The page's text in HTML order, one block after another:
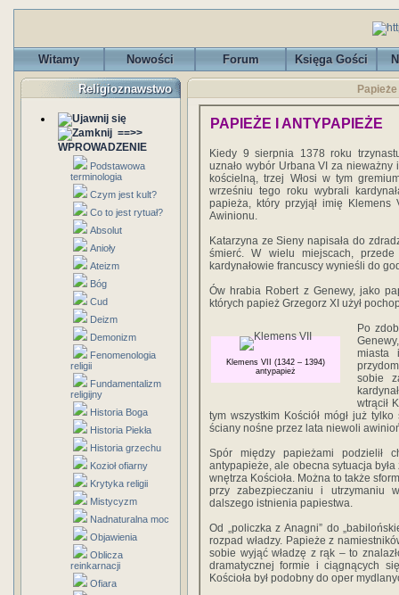
Witamy Nowości Forum Księga Gości
Religioznawstwo
==>>
WPROWADZENIE
Podstawowa
terminologia
Czym jest kult?
Co to jest rytuał?
Absolut
Anioły
Ateizm
Bóg
Cud
Deizm
Demonizm
Fenomenologia
religii
Fundamentalizm
religijny
Historia Boga
Historia Piekła
Historia grzechu
Kozioł ofiarny
Krytyka religii
Mistycyzm
Nadnaturalna moc
Objawienia
Oblicza
reinkarnacji
Ofiara
PAPIEŻE I ANTYPAPIEŻE
Kiedy 9 sierpnia 1378 roku
uznało wybór Urbana VI za nieważny
kościelną, trzej Włosi w tym
wrześniu tego roku wybrali
papieża, który przyjął imię
Awinionu.
Katarzyna ze Sieny napisała do
śmierć. W wielu miejscach,
kardynałowie francuscy wynieśli do
Ów hrabia Robert z Genewy, jako
których papież Grzegorz XI użył
Klemens VII (1342 – 1394)
antypapież
Po
miasta
sobie
wtrącił
tym wszystkim Kościół mógł już
ściany nośne przez lata niewoli
Spór między papieżami podzielił
antypapieże, ale obecna sytuacja
wnętrza Kościoła. Można to także
przy zabezpieczaniu i utrzymaniu
dalszego istnienia papiestwa.
Od „policzka z Anagni” do
rozpad władzy. Papieże z
sobie wyjąć władzę z rąk – to
dramatycznej formie i ciągnących
Kościoła był podobny do oper